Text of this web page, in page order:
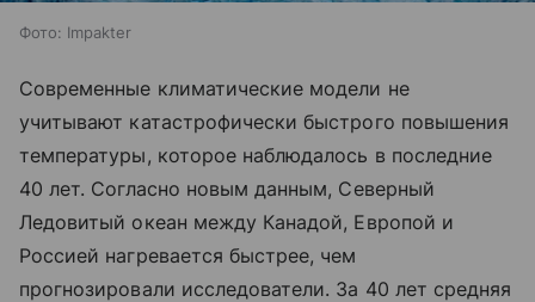
Фото: Impakter
Современные климатические модели не
учитывают катастрофически быстрого повышения
температуры, которое наблюдалось в последние
40 лет. Согласно новым данным, Северный
Ледовитый океан между Канадой, Европой и
Россией нагревается быстрее, чем
прогнозировали исследователи. За 40 лет средняя